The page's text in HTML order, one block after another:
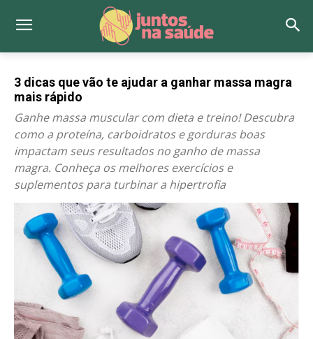
3 dicas que vão te ajudar a ganhar massa magra
mais rápido
Ganhe massa muscular com dieta e treino! Descubra
como a proteína, carboidratos e gorduras boas
impactam seus resultados no ganho de massa
magra. Conheça os melhores exercícios e
suplementos para turbinar a hipertrofia